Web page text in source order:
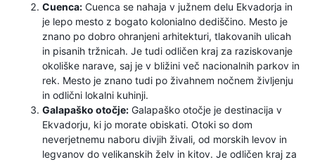
Cuenca: Cuenca se nahaja v južnem delu Ekvadorja in
je lepo mesto z bogato kolonialno dediščino. Mesto je
znano po dobro ohranjeni arhitekturi, tlakovanih ulicah
in pisanih tržnicah. Je tudi odličen kraj za raziskovanje
okoliške narave, saj je v bližini več nacionalnih parkov in
rek. Mesto je znano tudi po živahnem nočnem življenju
in odlični lokalni kuhinji.
Galapaško otočje: Galapaško otočje je destinacija v
Ekvadorju, ki jo morate obiskati. Otoki so dom
neverjetnemu naboru divjih živali, od morskih levov in
legvanov do velikanskih želv in kitov. Je odličen kraj za